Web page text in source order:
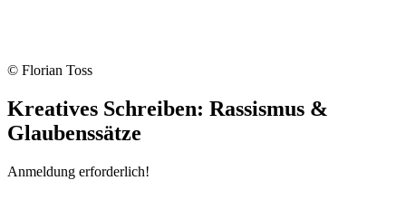
© Florian Toss
Kreatives Schreiben: Rassismus &
Glaubenssätze
Anmeldung erforderlich!